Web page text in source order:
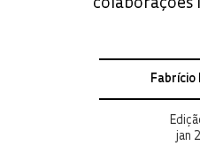
colaborações
Fabrício
jan